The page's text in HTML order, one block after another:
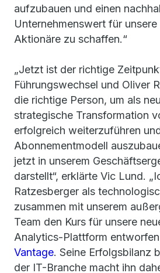
aufzubauen und einen
Unternehmenswert für unsere
Aktionäre zu schaffen.“
„Jetzt ist der richtige
Führungswechsel und Oliver
die richtige Person, um als
strategische Transformation
erfolgreich weiterzuführen
Abonnementmodell
jetzt in unserem
darstellt“, erklärte Vic Lund.
Ratzesberger als
zusammen mit unserem
Team den Kurs für unsere
Analytics-Plattform
Vantage. Seine Erfolgsbilanz
der IT-Branche macht ihn